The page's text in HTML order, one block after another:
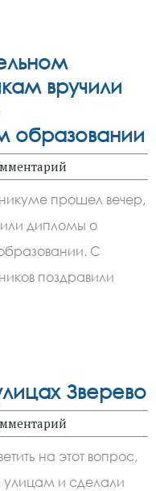
вручили
образовании
прошел вечер,
дипломы о
С
поздравили
Зверево
на этот вопрос,
улицам и сделали